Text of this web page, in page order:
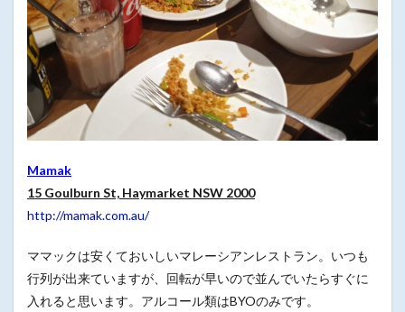
Mamak
15 Goulburn St, Haymarket NSW 2000
http://mamak.com.au/
ママックは安くておいしいマレーシアンレストラン。いつも
行列が出来ていますが、回転が早いので並んでいたらすぐに
入れると思います。アルコール類はBYOのみです。